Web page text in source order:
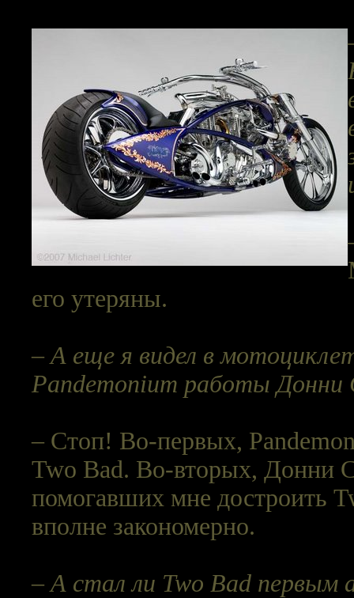
его утеряны.
– А еще я видел в
Pandemonium работы
– Стоп! Во-первых,
Two Bad. Во-вторых, Донни
помогавших мне достроить
вполне закономерно.
– А стал ли Two Bad первым